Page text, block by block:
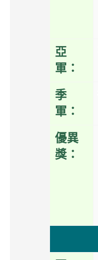
亞
軍：
季
軍：
優異
獎：